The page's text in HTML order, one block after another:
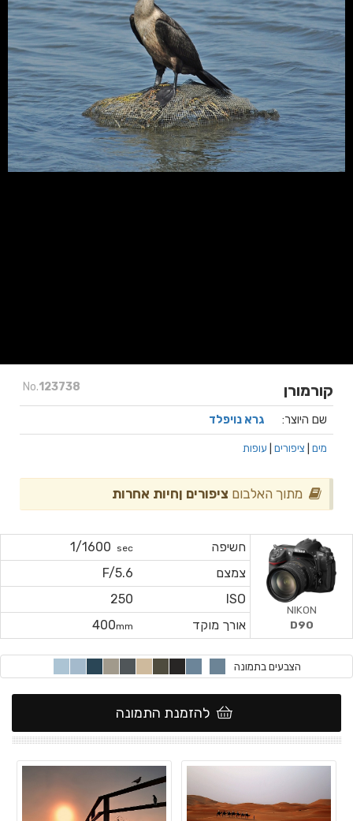
No.123738 קורמורן
שם היוצר: גרא נויפלד
מים ציפורים עופות
מתוך האלבום ציפורים ןחיות אחרות
חשיפה sec
1/1600
צמצם
F/5.6
ISO
250
אורך מוקד
400mm
NIKON
D90
הצבעים בתמונה
להזמנת התמונה